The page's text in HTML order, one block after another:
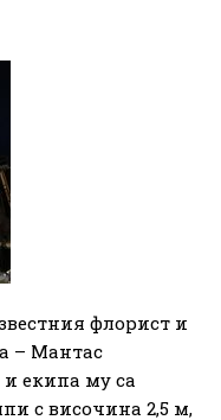
флорист и
– Мантас
екипа му са
с височина 2,5 м,